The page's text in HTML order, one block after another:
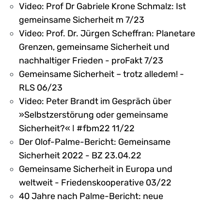
Video: Prof Dr Gabriele Krone Schmalz: Ist
gemeinsame Sicherheit m 7/23
Video: Prof. Dr. Jürgen Scheffran: Planetare
Grenzen, gemeinsame Sicherheit und
nachhaltiger Frieden - proFakt 7/23
Gemeinsame Sicherheit – trotz alledem! -
RLS 06/23
Video: Peter Brandt im Gespräch über
»Selbstzerstörung oder gemeinsame
Sicherheit?« ǀ #fbm22 11/22
Der Olof-Palme-Bericht: Gemeinsame
Sicherheit 2022 - BZ 23.04.22
Gemeinsame Sicherheit in Europa und
weltweit - Friedenskooperative 03/22
40 Jahre nach Palme-Bericht: neue